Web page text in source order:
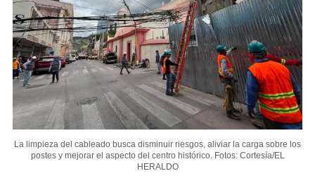
La limpieza del cableado busca disminuir riesgos, aliviar la carga sobre los
postes y mejorar el aspecto del centro histórico. Fotos: Cortesía/EL
HERALDO